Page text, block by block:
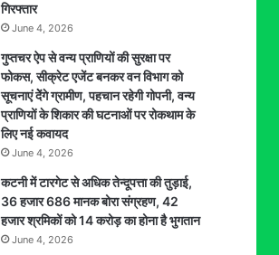
गिरफ्तार
June 4, 2026
गुप्तचर ऐप से वन्य प्राणियों की सुरक्षा पर
फोकस, सीक्रेट एजेंट बनकर वन विभाग को
सूचनाएं देेंगे ग्रामीण, पहचान रहेगी गोपनी, वन्य
प्राणियों के शिकार की घटनाओं पर रोकथाम के
लिए नई कवायद
June 4, 2026
कटनी में टारगेट से अधिक तेन्दूपत्ता की तुड़ाई,
36 हजार 686 मानक बोरा संग्रहण, 42
हजार श्रमिकों को 14 करोड़ का होना है भुगतान
June 4, 2026